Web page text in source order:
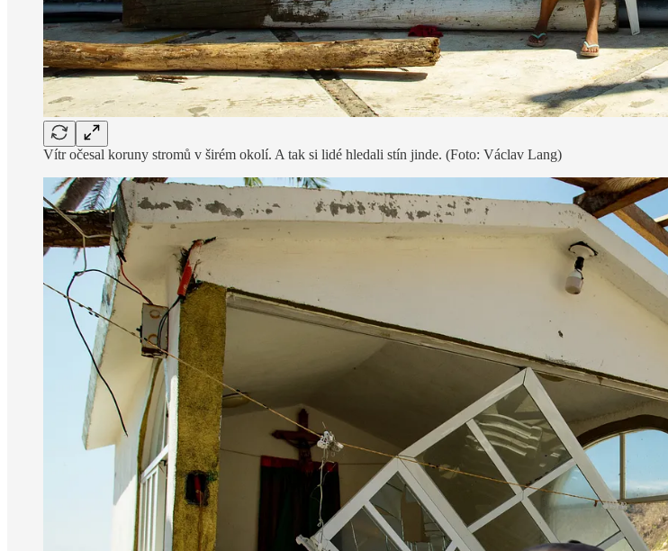
Vítr očesal koruny stromů v širém okolí. A tak si lidé hledali stín jinde. (Foto: Václav Lang)